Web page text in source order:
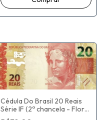
Cédula Do Brasil 20 Reais
Série IF (2ª chancela - Flor
De Estampa) Paulo Roberto